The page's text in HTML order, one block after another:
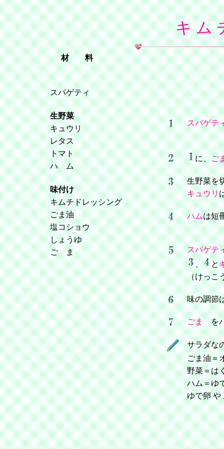
キ ム
材 料
スパゲティ
生野菜
キュウリ
レタス
トマト
ハ ム
味付け
キムチドレッシング
ごま油
塩コショウ
しょうゆ
ご ま
スパゲテ
に、ご
生野菜を
キュウリ
ハムは短
スパゲテ
、
と
（けっこ
味の調節
ごまをパ
サラダ
ごま油＝
野菜＝は
ハム＝ゆ
ゆで卵